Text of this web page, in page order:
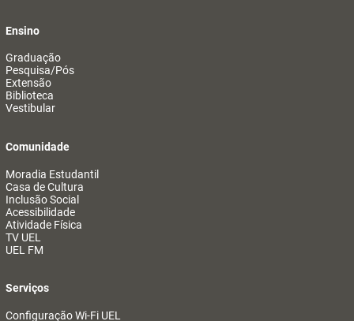
Ensino
Graduação
Pesquisa/Pós
Extensão
Biblioteca
Vestibular
Comunidade
Moradia Estudantil
Casa de Cultura
Inclusão Social
Acessibilidade
Atividade Física
TV UEL
UEL FM
Serviços
Configuração Wi-Fi UEL